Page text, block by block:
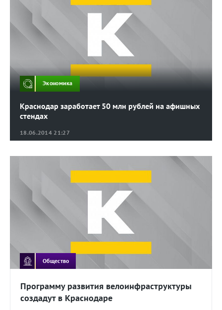
18.06.2014 21:27
Краснодар заработает 50 млн рублей на афишных
стендах
Экономика
Общество
Программу развития велоинфраструктуры
создадут в Краснодаре